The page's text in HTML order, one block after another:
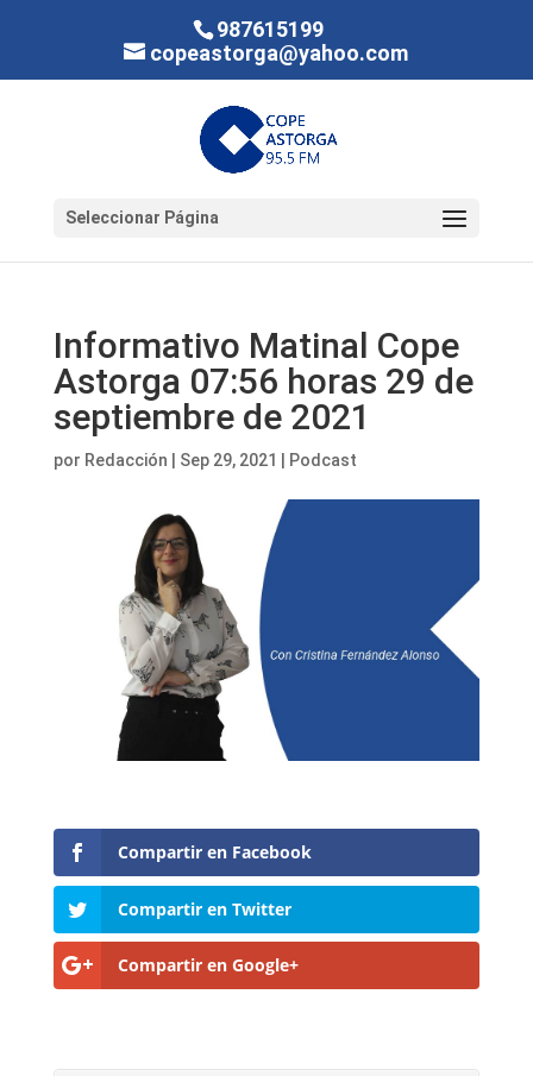
987615199
copeastorga@yahoo.com
Seleccionar Página
Informativo Matinal Cope
Astorga 07:56 horas 29 de
septiembre de 2021
por Redacción Sep 29, 2021 Podcast
Compartir en Facebook
Compartir en Twitter
Compartir en Google+